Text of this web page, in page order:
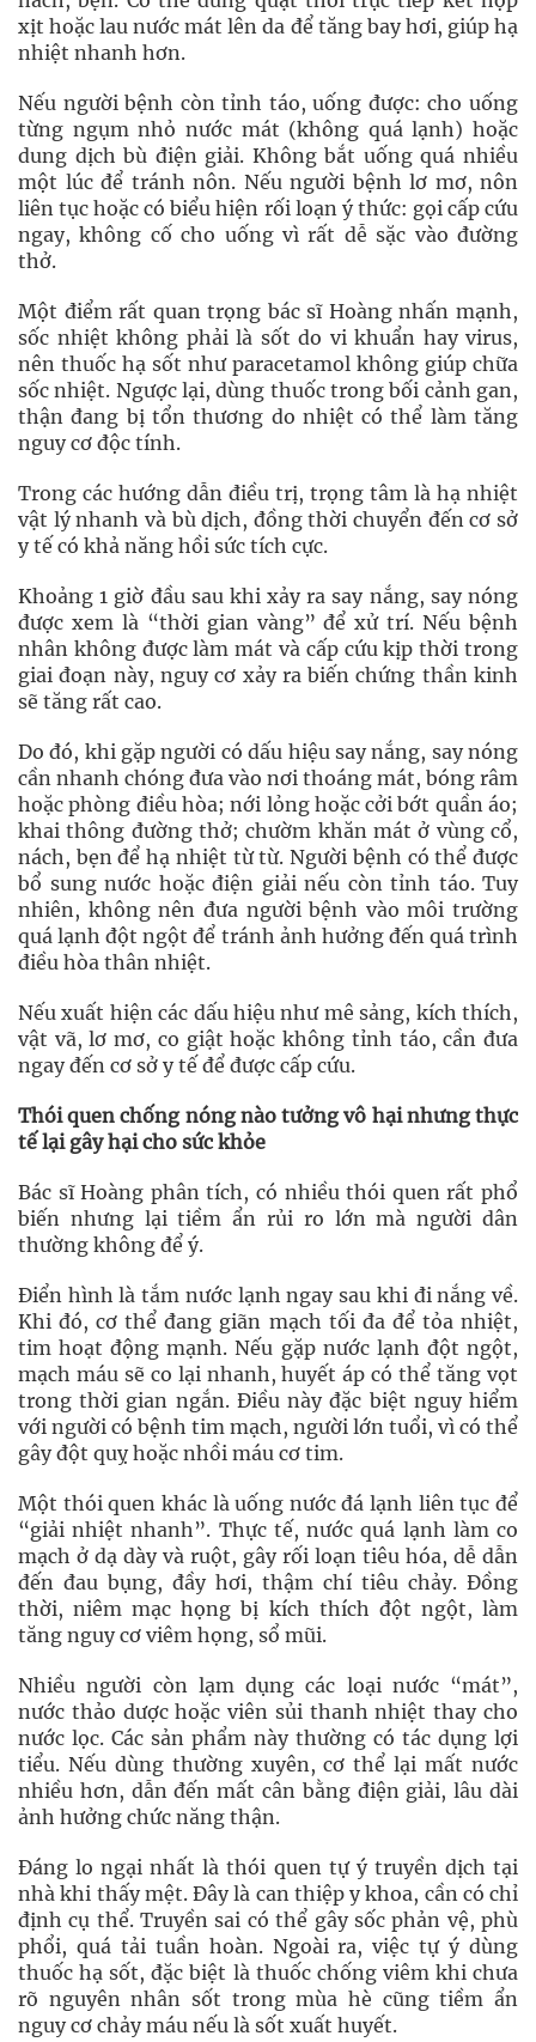
xịt hoặc lau nước mát lên da để tăng bay hơi, giúp hạ
nhiệt nhanh hơn.
Nếu người bệnh còn tỉnh táo, uống được: cho uống
từng ngụm nhỏ nước mát (không quá lạnh) hoặc
dung dịch bù điện giải. Không bắt uống quá nhiều
một lúc để tránh nôn. Nếu người bệnh lơ mơ, nôn
liên tục hoặc có biểu hiện rối loạn ý thức: gọi cấp cứu
ngay, không cố cho uống vì rất dễ sặc vào đường
thở.
Một điểm rất quan trọng bác sĩ Hoàng nhấn mạnh,
sốc nhiệt không phải là sốt do vi khuẩn hay virus,
nên thuốc hạ sốt như paracetamol không giúp chữa
sốc nhiệt. Ngược lại, dùng thuốc trong bối cảnh gan,
thận đang bị tổn thương do nhiệt có thể làm tăng
nguy cơ độc tính.
Trong các hướng dẫn điều trị, trọng tâm là hạ nhiệt
vật lý nhanh và bù dịch, đồng thời chuyển đến cơ sở
y tế có khả năng hồi sức tích cực.
Khoảng 1 giờ đầu sau khi xảy ra say nắng, say nóng
được xem là “thời gian vàng” để xử trí. Nếu bệnh
nhân không được làm mát và cấp cứu kịp thời trong
giai đoạn này, nguy cơ xảy ra biến chứng thần kinh
sẽ tăng rất cao.
Do đó, khi gặp người có dấu hiệu say nắng, say nóng
cần nhanh chóng đưa vào nơi thoáng mát, bóng râm
hoặc phòng điều hòa; nới lỏng hoặc cởi bớt quần áo;
khai thông đường thở; chườm khăn mát ở vùng cổ,
nách, bẹn để hạ nhiệt từ từ. Người bệnh có thể được
bổ sung nước hoặc điện giải nếu còn tỉnh táo. Tuy
nhiên, không nên đưa người bệnh vào môi trường
quá lạnh đột ngột để tránh ảnh hưởng đến quá trình
điều hòa thân nhiệt.
Nếu xuất hiện các dấu hiệu như mê sảng, kích thích,
vật vã, lơ mơ, co giật hoặc không tỉnh táo, cần đưa
ngay đến cơ sở y tế để được cấp cứu.
Thói quen chống nóng nào tưởng vô hại nhưng thực
tế lại gây hại cho sức khỏe
Bác sĩ Hoàng phân tích, có nhiều thói quen rất phổ
biến nhưng lại tiềm ẩn rủi ro lớn mà người dân
thường không để ý.
Điển hình là tắm nước lạnh ngay sau khi đi nắng về.
Khi đó, cơ thể đang giãn mạch tối đa để tỏa nhiệt,
tim hoạt động mạnh. Nếu gặp nước lạnh đột ngột,
mạch máu sẽ co lại nhanh, huyết áp có thể tăng vọt
trong thời gian ngắn. Điều này đặc biệt nguy hiểm
với người có bệnh tim mạch, người lớn tuổi, vì có thể
gây đột quỵ hoặc nhồi máu cơ tim.
Một thói quen khác là uống nước đá lạnh liên tục để
“giải nhiệt nhanh”. Thực tế, nước quá lạnh làm co
mạch ở dạ dày và ruột, gây rối loạn tiêu hóa, dễ dẫn
đến đau bụng, đầy hơi, thậm chí tiêu chảy. Đồng
thời, niêm mạc họng bị kích thích đột ngột, làm
tăng nguy cơ viêm họng, sổ mũi.
Nhiều người còn lạm dụng các loại nước “mát”,
nước thảo dược hoặc viên sủi thanh nhiệt thay cho
nước lọc. Các sản phẩm này thường có tác dụng lợi
tiểu. Nếu dùng thường xuyên, cơ thể lại mất nước
nhiều hơn, dẫn đến mất cân bằng điện giải, lâu dài
ảnh hưởng chức năng thận.
Đáng lo ngại nhất là thói quen tự ý truyền dịch tại
nhà khi thấy mệt. Đây là can thiệp y khoa, cần có chỉ
định cụ thể. Truyền sai có thể gây sốc phản vệ, phù
phổi, quá tải tuần hoàn. Ngoài ra, việc tự ý dùng
thuốc hạ sốt, đặc biệt là thuốc chống viêm khi chưa
rõ nguyên nhân sốt trong mùa hè cũng tiềm ẩn
nguy cơ chảy máu nếu là sốt xuất huyết.